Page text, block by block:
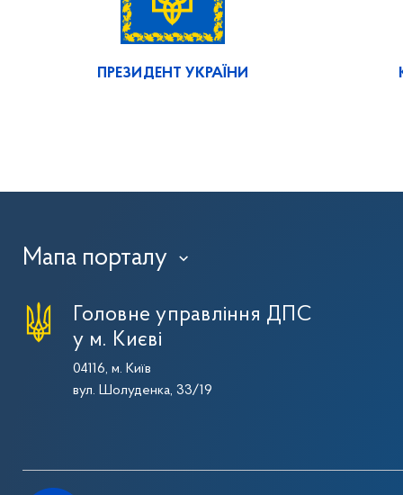
ПРЕЗИДЕНТ УКРАЇНИ
Мапа порталу ›
Головне управління ДПС
у м. Києві
04116, м. Київ
вул. Шолуденка, 33/19